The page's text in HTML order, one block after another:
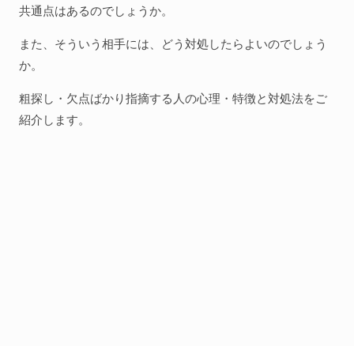
WordPress
Webその他
共通点はあるのでしょうか。
また、そういう相手には、どう対処したらよいのでしょう
か。
粗探し・欠点ばかり指摘する人の心理・特徴と対処法をご
紹介します。